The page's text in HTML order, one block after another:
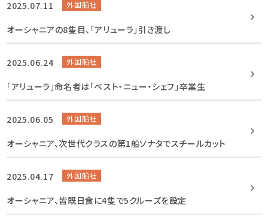
2025.07.11 外国船社
オーシャニアの8隻目、「アリューラ」引き渡し
2025.06.24 外国船社
「アリューラ」命名者は「ベスト・ニュー・シェフ」卒業生
2025.06.05 外国船社
オーシャニア、次世代クラスの第1船ソナタでスチールカット
2025.04.17 外国船社
オーシャニア、皆既日食に4隻で5クルーズを設定